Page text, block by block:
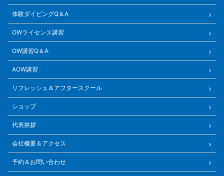
体験ダイビングQ＆A
OWライセンス講習
OW講習Q＆A
AOW講習
リフレッシュ＆アフタースクール
ショップ
代表挨拶
会社概要＆アクセス
予約＆お問い合わせ